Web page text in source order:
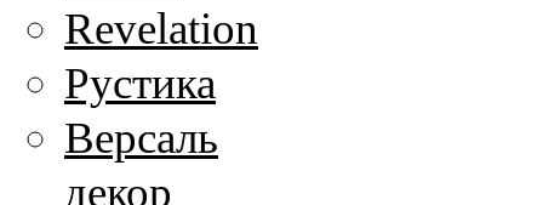
Revelation
Рустика
Версаль
декор